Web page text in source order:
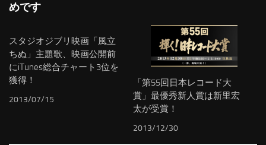
めです
スタジオジブリ映画「風立
ちぬ」主題歌、映画公開前
にiTunes総合チャート3位を
獲得！
2013/07/15
「第55回日本レコード大
賞」最優秀新人賞は新里宏
太が受賞！
2013/12/30